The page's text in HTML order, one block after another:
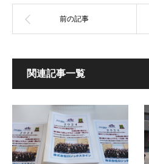
関連記事一覧